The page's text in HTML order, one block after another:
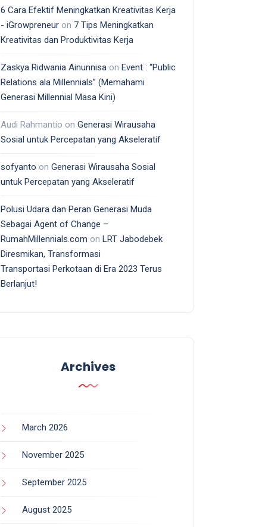
6 Cara Efektif Meningkatkan Kreativitas Kerja
- iGrowpreneur on 7 Tips Meningkatkan
Kreativitas dan Produktivitas Kerja
Zaskya Ridwania Ainunnisa on Event : “Public
Relations ala Millennials” (Memahami
Generasi Millennial Masa Kini)
Audi Rahmantio on Generasi Wirausaha
Sosial untuk Percepatan yang Akseleratif
sofyanto on Generasi Wirausaha Sosial
untuk Percepatan yang Akseleratif
Polusi Udara dan Peran Generasi Muda
Sebagai Agent of Change –
RumahMillennials.com on LRT Jabodebek
Diresmikan, Transformasi
Transportasi Perkotaan di Era 2023 Terus
Berlanjut!
Archives
March 2026
November 2025
September 2025
August 2025